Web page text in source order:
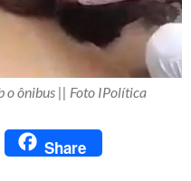
o ônibus || Foto IPolítica
PrintFriendly
Share